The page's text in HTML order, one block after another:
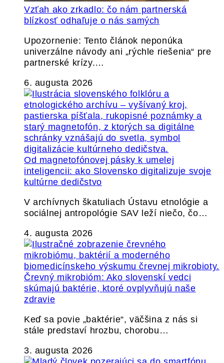
Vzťah ako zrkadlo: čo nám partnerská
blízkosť odhaľuje o nás samých
Upozornenie: Tento článok neponúka
univerzálne návody ani „rýchle riešenia“ pre
partnerské krízy.…
6. augusta 2026
Od magnetofónovej pásky k umelej
inteligencii: ako Slovensko digitalizuje svoje
kultúrne dedičstvo
V archívnych škatuliach Ústavu etnológie a
sociálnej antropológie SAV leží niečo, čo…
4. augusta 2026
Črevný mikrobióm: Ako slovenskí vedci
skúmajú baktérie, ktoré ovplyvňujú naše
zdravie
Keď sa povie „baktérie“, väčšina z nás si
stále predstaví hrozbu, chorobu…
3. augusta 2026